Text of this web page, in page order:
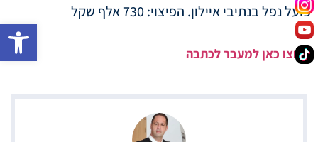
פועל נפל בנתיבי איילון. הפיצוי: 730 אלף שקל
לחצו כאן למעבר לכתבה
פתח